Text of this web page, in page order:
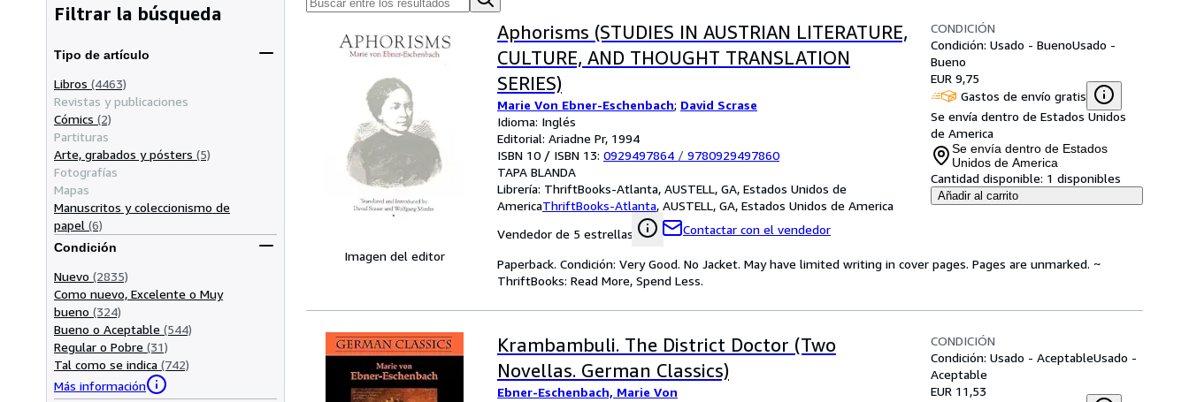
Filtrar la búsqueda
Tipo de artículo
Libros (4463)
Revistas y publicaciones
Cómics (2)
Partituras
Arte, grabados y pósters (5)
Fotografías
Mapas
Manuscritos y coleccionismo de
papel (6)
Condición
Nuevo (2835)
Como nuevo, Excelente o Muy
bueno (324)
Bueno o Aceptable (544)
Regular o Pobre (31)
Tal como se indica (742)
Más información
Imagen del editor
Aphorisms (STUDIES IN AUSTRIAN LITERATURE,
CULTURE, AND THOUGHT TRANSLATION
SERIES)
Marie Von Ebner-Eschenbach; David Scrase
Idioma: Inglés
Editorial: Ariadne Pr, 1994
ISBN 10 / ISBN 13: 0929497864 / 9780929497860
TAPA BLANDA
Librería: ThriftBooks-Atlanta, AUSTELL, GA, Estados Unidos de
AmericaThriftBooks-Atlanta, AUSTELL, GA, Estados Unidos de America
Vendedor de 5 estrellas
Contactar con el vendedor
CONDICIÓN
Condición: Usado - BuenoUsado -
Bueno
EUR 9,75
Gastos de envío gratis
Se envía dentro de Estados Unidos
de America
Se envía dentro de Estados
Unidos de America
Cantidad disponible: 1 disponibles
Añadir al carrito
Paperback. Condición: Very Good. No Jacket. May have limited writing in cover pages. Pages are unmarked. ~
ThriftBooks: Read More, Spend Less.
Krambambuli. The District Doctor (Two
Novellas. German Classics)
Ebner-Eschenbach, Marie Von
CONDICIÓN
Condición: Usado - AceptableUsado -
Aceptable
EUR 11,53